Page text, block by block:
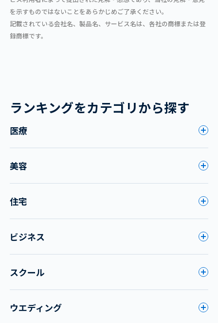
を示すものではないことをあらかじめご了承ください。
記載されている会社名、製品名、サービス名は、各社の商標または登
録商標です。
ランキングをカテゴリから探す
医療
美容
住宅
ビジネス
スクール
ウエディング